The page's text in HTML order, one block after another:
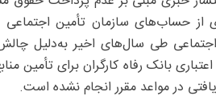
حساب‌های سازمان تأمین اجتماعی
طی سال‌های اخیر به‌دلیل
بانک رفاه کارگران برای تأمین
در مواعد مقرر انجام نشده است.